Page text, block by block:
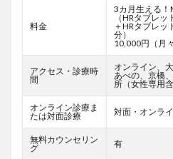
料金
3カ月生える！
（HRタブレッ
＋HRタブレッ
分）
10,000円（月
アクセス・診療時
間
オンライン、
あべの、京橋
所（女性専用
オンライン診療ま
たは対面診療
対面・オンラ
無料カウンセリン
グ
有